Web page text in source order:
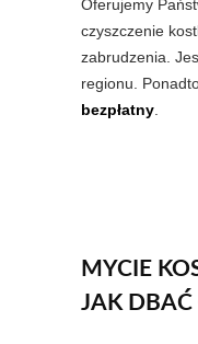
Oferujemy
czyszczenie
zabrudzenia.
regionu.
bezpłatny.
MYCIE
JAK DBAĆ